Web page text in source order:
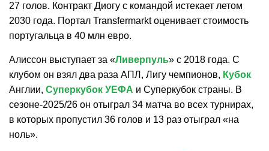
27 голов. Контракт Диогу с командой истекает летом
2030 года. Портал Transfermarkt оценивает стоимость
португальца в 40 млн евро.
Алиссон выступает за «Ливерпуль» с 2018 года. С
клубом он взял два раза АПЛ, Лигу чемпионов, Кубок
Англии, Суперкубок УЕФА и Суперкубок страны. В
сезоне-2025/26 он отыграл 34 матча во всех турнирах,
в которых пропустил 36 голов и 13 раз отыграл «на
ноль».